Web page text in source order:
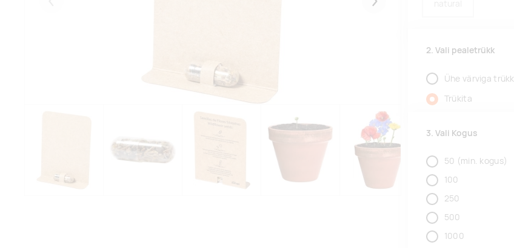
Järgmised
2. Vali pealetrükk
Ühe värviga trükk
Trükita
3. Vali Kogus
50 (min. kogus)
100
250
500
1000